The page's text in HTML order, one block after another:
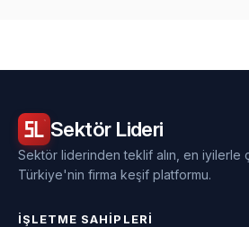
Sektör Lideri
Sektör liderinden teklif alın, en iyilerle
Türkiye'nin firma keşif platformu.
İŞLETME SAHIPLERI